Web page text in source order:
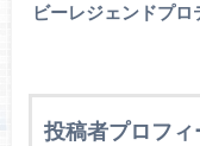
ビーレジェンドプ
投稿者プロフィ